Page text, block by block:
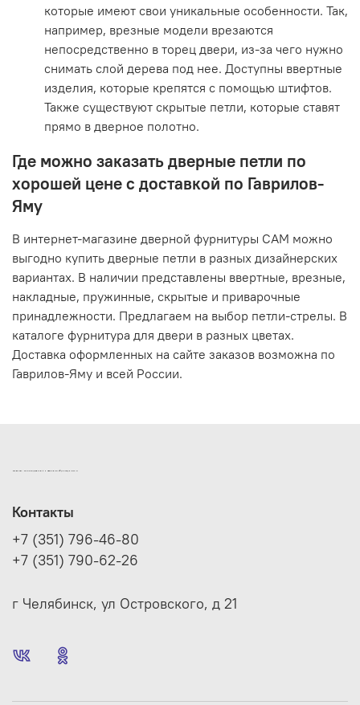
которые имеют свои уникальные особенности. Так,
например, врезные модели врезаются
непосредственно в торец двери, из-за чего нужно
снимать слой дерева под нее. Доступны ввертные
изделия, которые крепятся с помощью штифтов.
Также существуют скрытые петли, которые ставят
прямо в дверное полотно.
Где можно заказать дверные петли по
хорошей цене с доставкой по Гаврилов-
Яму
В интернет-магазине дверной фурнитуры САМ можно
выгодно купить дверные петли в разных дизайнерских
вариантах. В наличии представлены ввертные, врезные,
накладные, пружинные, скрытые и приварочные
принадлежности. Предлагаем на выбор петли-стрелы. В
каталоге фурнитура для двери в разных цветах.
Доставка оформленных на сайте заказов возможна по
Гаврилов-Яму и всей России.
ИНТЕРНЕТ-МАГАЗИН ДВЕРНОЙ И МЕБЕЛЬНОЙ ФУРНИТУРЫ САМ
Контакты
+7 (351) 796-46-80
+7 (351) 790-62-26
г Челябинск, ул Островского, д 21